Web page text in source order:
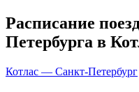
Расписание
Петербурга в
Котлас — Санкт-Петербург